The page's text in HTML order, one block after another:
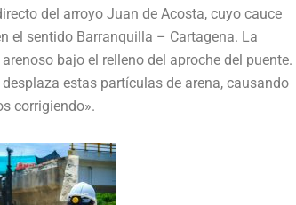
del arroyo Juan de Acosta, cuyo cauce
el sentido Barranquilla – Cartagena. La
bajo el relleno del aproche del puente.
estas partículas de arena, causando
corrigiendo».